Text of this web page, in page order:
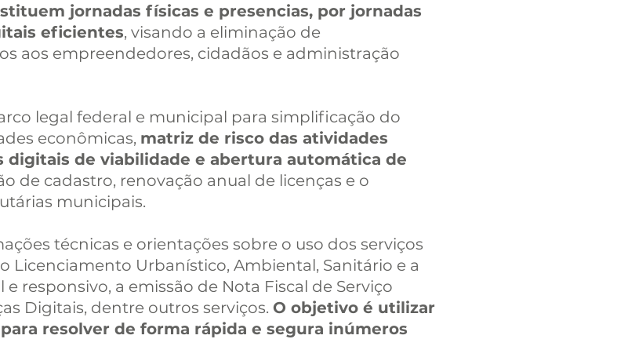
jornadas físicas e presencias, por jornadas
eficientes, visando a eliminação de
aos empreendedores, cidadãos e administração
legal federal e municipal para simplificação do
econômicas, matriz de risco das atividades
digitais de viabilidade e abertura automática de
de cadastro, renovação anual de licenças e o
municipais.
técnicas e orientações sobre o uso dos serviços
Licenciamento Urbanístico, Ambiental, Sanitário e a
responsivo, a emissão de Nota Fiscal de Serviço
Digitais, dentre outros serviços. O objetivo é utilizar
resolver de forma rápida e segura inúmeros